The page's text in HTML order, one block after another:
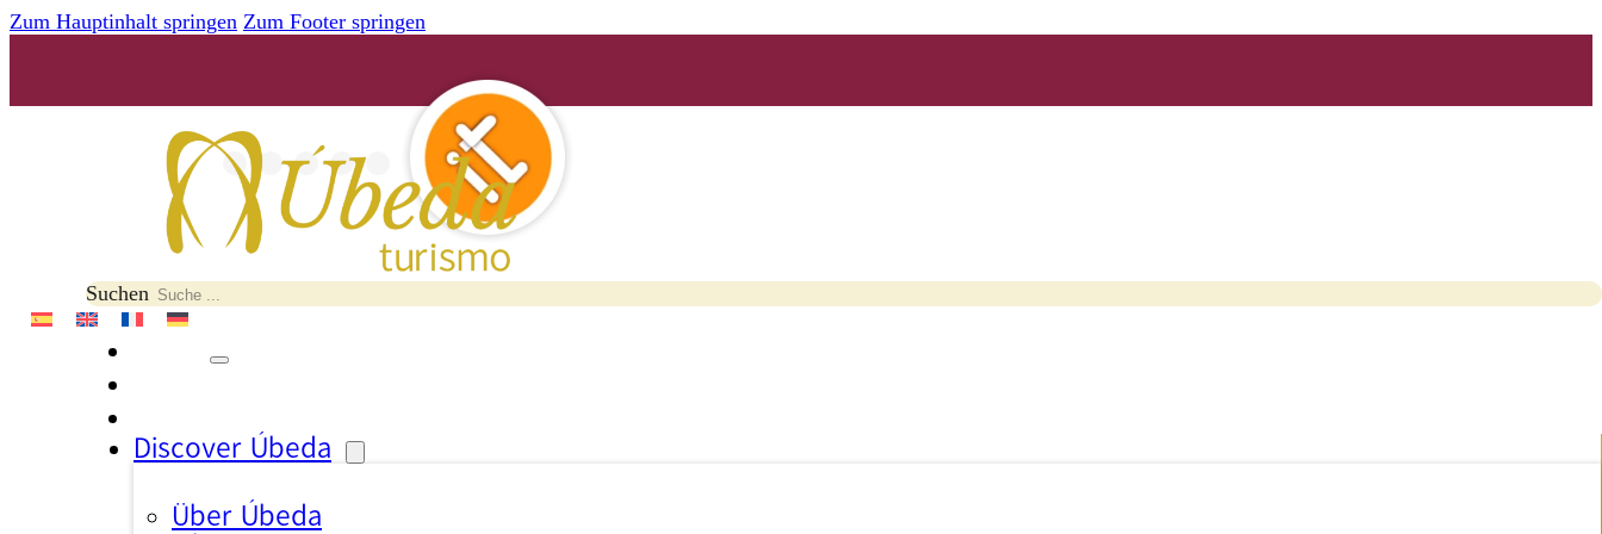
Zum Hauptinhalt springen Zum Footer springen
Suchen
Discover Úbeda
Über Úbeda